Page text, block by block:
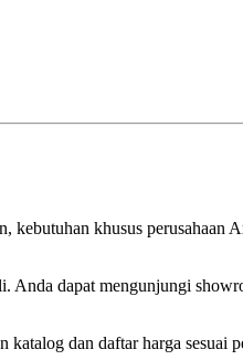
khusus perusahaan
Anda dapat mengunjungi
dan daftar harga sesuai